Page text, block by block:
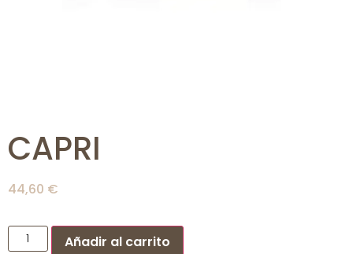
CAPRI
44,60 €
Añadir al carrito